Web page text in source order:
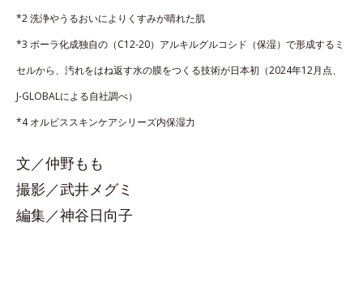
*2 洗浄やうるおいによりくすみが晴れた肌
*3 ポーラ化成独自の（C12-20）アルキルグルコシド（保湿）で形成するミ
セルから、汚れをはね返す水の膜をつくる技術が日本初（2024年12月点、
J-GLOBALによる自社調べ）
*4 オルビススキンケアシリーズ内保湿力
文／仲野もも
撮影／武井メグミ
編集／神谷日向子